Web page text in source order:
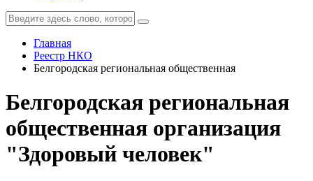
Главная
Реестр НКО
Белгородская региональная общественная
Белгородская региональная
общественная организация
"Здоровый человек"